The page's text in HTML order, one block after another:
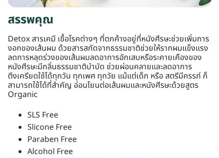
สรรพคุณ
Detox สารเคมี เชื้อโรคต่างๆ ที่ตกค้างอยู่ที่หนังศีรษะช่วยเพิ่มการ
งอกของเส้นผม ด้วยสารสกัดจากธรรมชาติช่วยให้รากผมแข็งแรง
ลดการหลุดร่วงของเส้นผมลดอาการอักเสบหรือระคายเคืองของ
หนังศีรษะมีกลิ่นธรรมชาติบำบัด ช่วยผ่อนคลายและลดอาการ
ตึงเครียดใช้ได้ทุกวัน ทุกเพศ ทุกวัย แม้แต่เด็ก หรือ สตรีมีครรภ์ ก็
สามารถใช้ได้ที่สำคัญ อ่อนโยนต่อเส้นผมและหนังศีรษะด้วยสูตร
Organic
SLS Free
Slicone Free
Paraben Free
Alcohol Free